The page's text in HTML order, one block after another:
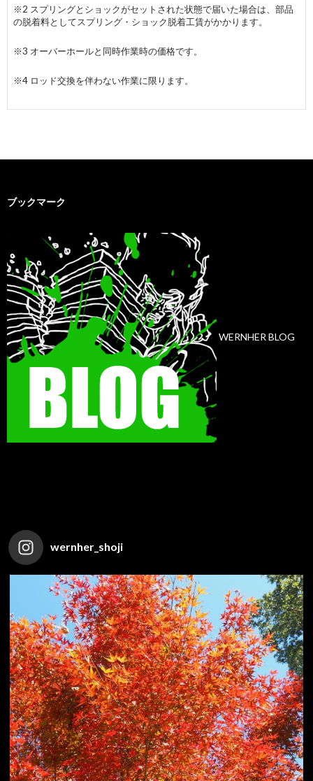
※2 スプリングとショックがセットされた状態で届いた場合は、部品
の脱着料としてスプリング・ショック脱着工賃がかかります。
※3 オーバーホールと同時作業時の価格です。
※4 ロッド交換を伴わない作業に限ります。
ブックマーク
WERNHER BLOG
wernher_shoji